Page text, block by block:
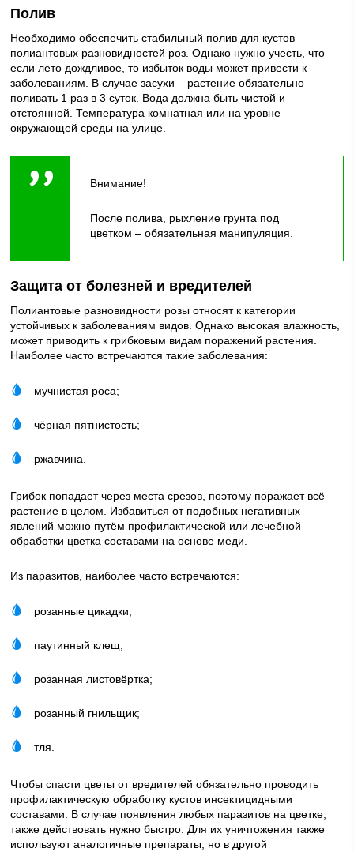
Полив
Необходимо обеспечить стабильный полив для кустов
полиантовых разновидностей роз. Однако нужно учесть, что
если лето дождливое, то избыток воды может привести к
заболеваниям. В случае засухи – растение обязательно
поливать 1 раз в 3 суток. Вода должна быть чистой и
отстоянной. Температура комнатная или на уровне
окружающей среды на улице.
Внимание!
После полива, рыхление грунта под
цветком – обязательная манипуляция.
Защита от болезней и вредителей
Полиантовые разновидности розы относят к категории
устойчивых к заболеваниям видов. Однако высокая влажность,
может приводить к грибковым видам поражений растения.
Наиболее часто встречаются такие заболевания:
мучнистая роса;
чёрная пятнистость;
ржавчина.
Грибок попадает через места срезов, поэтому поражает всё
растение в целом. Избавиться от подобных негативных
явлений можно путём профилактической или лечебной
обработки цветка составами на основе меди.
Из паразитов, наиболее часто встречаются:
розанные цикадки;
паутинный клещ;
розанная листовёртка;
розанный гнильщик;
тля.
Чтобы спасти цветы от вредителей обязательно проводить
профилактическую обработку кустов инсектицидными
составами. В случае появления любых паразитов на цветке,
также действовать нужно быстро. Для их уничтожения также
используют аналогичные препараты, но в другой